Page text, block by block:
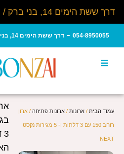
דרך ששת הימים 14, בני ברק / רמת גן (מול קניון איילון)
054-8950055 דרך ששת הימים 14, בני ברק / רמת גן (מול קניון איילון)
עמוד הבית / ארונות / ארונות פתיחה / ארון
רוחב 150 עם 3 דלתות ו- 5 מגירות נקסט
NEXT
3 דלתות ו- 5 מגירות.